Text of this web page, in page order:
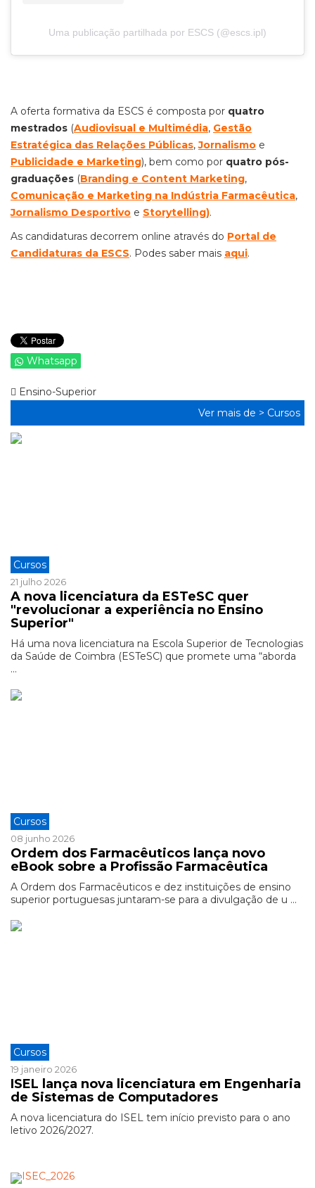
Uma publicação partilhada por ESCS (@escs.ipl)
A oferta formativa da ESCS é composta por quatro
mestrados (Audiovisual e Multimédia, Gestão
Estratégica das Relações Públicas,Jornalismo e
Publicidade e Marketing), bem como por quatro pós-
graduações (Branding e Content Marketing,
Comunicação e Marketing na Indústria Farmacêutica,
Jornalismo Desportivo e Storytelling).
As candidaturas decorrem online através do Portal de
Candidaturas da ESCS. Podes saber mais aqui.
Whatsapp
Ensino-Superior
Ver mais de > Cursos
Cursos
21 julho 2026
A nova licenciatura da ESTeSC quer
"revolucionar a experiência no Ensino
Superior"
Há uma nova licenciatura na Escola Superior de Tecnologias
da Saúde de Coimbra (ESTeSC) que promete uma “aborda
...
Cursos
08 junho 2026
Ordem dos Farmacêuticos lança novo
eBook sobre a Profissão Farmacêutica
A Ordem dos Farmacêuticos e dez instituições de ensino
superior portuguesas juntaram-se para a divulgação de u ...
Cursos
19 janeiro 2026
ISEL lança nova licenciatura em Engenharia
de Sistemas de Computadores
A nova licenciatura do ISEL tem início previsto para o ano
letivo 2026/2027.